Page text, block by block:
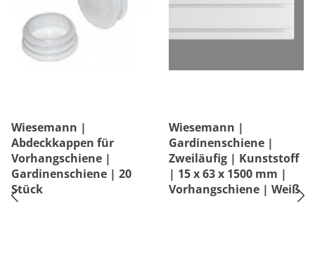
Wiesemann |
Abdeckkappen für
Vorhangschiene |
Gardinenschiene | 20
Stück
Wiesemann |
Gardinenschiene |
Zweiläufig | Kunststoff
| 15 x 63 x 1500 mm |
Vorhangschiene | Weiß